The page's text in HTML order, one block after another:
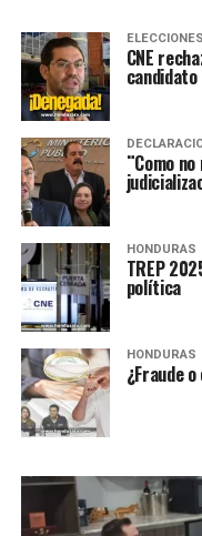
CNE
¨Como
HONDURAS
TREP
política
HONDURAS
¿Fraude